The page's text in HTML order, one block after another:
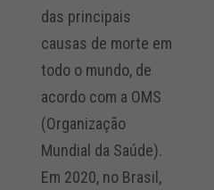
das principais
causas de morte em
todo o mundo, de
acordo com a OMS
(Organização
Mundial da Saúde).
Em 2020, no Brasil,